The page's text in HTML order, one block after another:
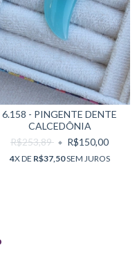
6.158 - PINGENTE DENTE
CALCEDÔNIA
R$253,89
R$150,00
4X DE R$37,50SEM JUROS